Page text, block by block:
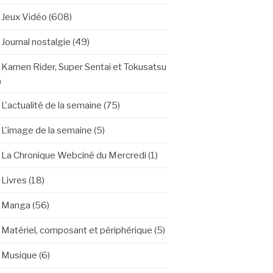
Jeux Vidéo (608)
Journal nostalgie (49)
Kamen Rider, Super Sentai et Tokusatsu
L'actualité de la semaine (75)
L'image de la semaine (5)
La Chronique Webciné du Mercredi (1)
Livres (18)
Manga (56)
Matériel, composant et périphérique (5)
Musique (6)